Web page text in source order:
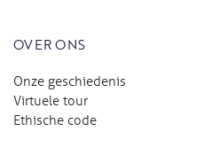
OVER ONS
Onze geschiedenis
Virtuele tour
Ethische code